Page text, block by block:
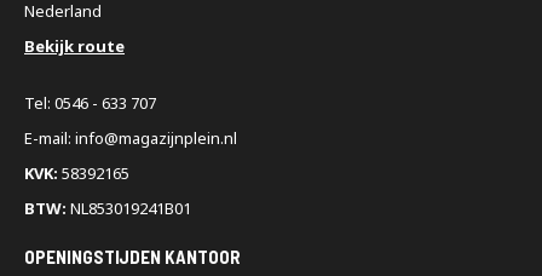
Nederland
Bekijk route
Tel: 0546 - 633 707
E-mail: info@magazijnplein.nl
KVK: 58392165
BTW: NL853019241B01
OPENINGSTIJDEN KANTOOR